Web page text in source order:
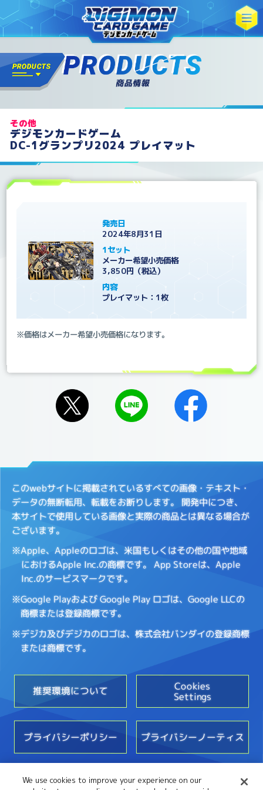
その他
デジモンカードゲーム
DC-1グランプリ2024 プレイマット​
発売日
2024年8月31日
1セット
メーカー希望小売価格
3,850円（税込）
内容
プレイマット：1枚
※価格はメーカー希望小売価格になります。
このwebサイトに掲載されているすべての画像・テキスト・
データの無断転用、転載をお断りします。 開発中につき、
本サイトで使用している画像と実際の商品とは異なる場合が
ございます。
※Apple、Appleのロゴは、米国もしくはその他の国や地域
におけるApple Inc.の商標です。 App Storeは、Apple
Inc.のサービスマークです。
※Google Playおよび Google Play ロゴは、Google LLCの
商標または登録商標です。
※デジカ及びデジカのロゴは、株式会社バンダイの登録商標
または商標です。
推奨環境について Cookies
Settings
プライバシーポリシー プライバシーノーティス
お問い合わせ
We use cookies to improve your experience on our